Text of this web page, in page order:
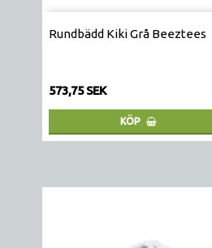
Rundbädd Kiki Grå Beeztees
573,75 SEK
KÖP